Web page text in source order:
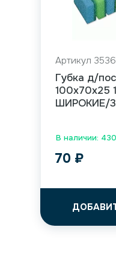
В наличии:
Артикул
Губка д/
100х70х25
ШИРОКИЕ/
70 ₽